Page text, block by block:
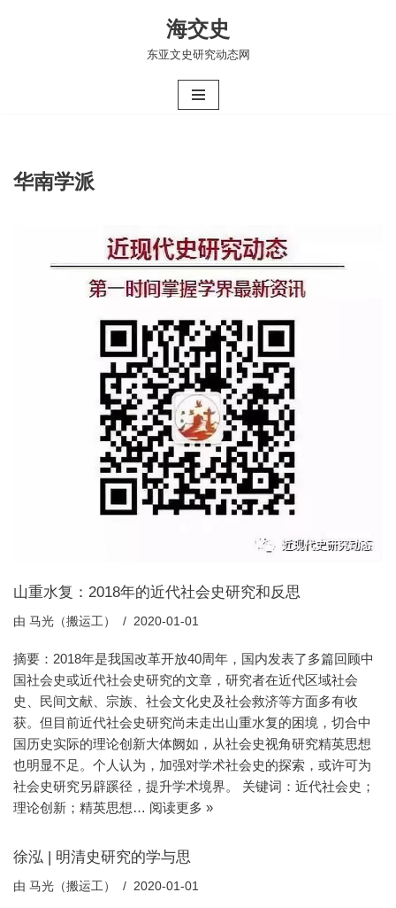
海交史
东亚文史研究动态网
华南学派
山重水复：2018年的近代社会史研究和反思
由 马光（搬运工） 2020-01-01
摘要：2018年是我国改革开放40周年，国内发表了多篇回顾中
国社会史或近代社会史研究的文章，研究者在近代区域社会
史、民间文献、宗族、社会文化史及社会救济等方面多有收
获。但目前近代社会史研究尚未走出山重水复的困境，切合中
国历史实际的理论创新大体阙如，从社会史视角研究精英思想
也明显不足。个人认为，加强对学术社会史的探索，或许可为
社会史研究另辟蹊径，提升学术境界。 关键词：近代社会史；
理论创新；精英思想… 阅读更多 »
徐泓 | 明清史研究的学与思
由 马光（搬运工） 2020-01-01